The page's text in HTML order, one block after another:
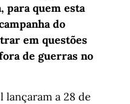
para quem esta
do
em questões
de guerras no
lançaram a 28 de